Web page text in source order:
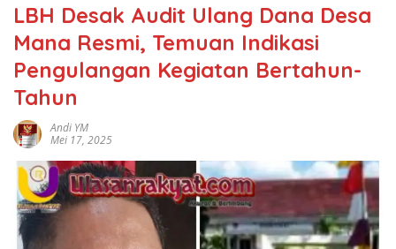
LBH Desak Audit Ulang Dana Desa
Mana Resmi, Temuan Indikasi
Pengulangan Kegiatan Bertahun-
Tahun
Andi YM
Mei 17, 2025